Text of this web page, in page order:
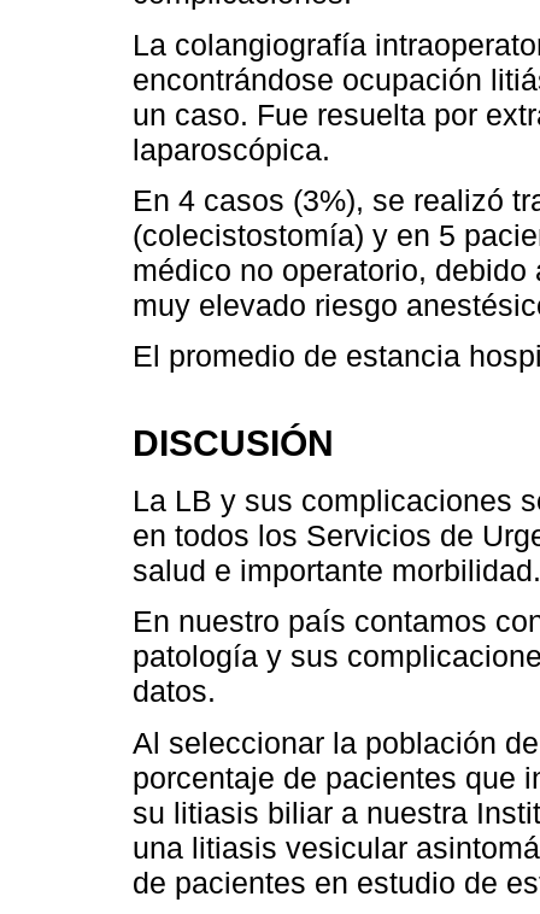
La colangiografía
encontrándose ocupación
un caso. Fue resuelta por
laparoscópica.
En 4 casos (3%), se realizó
(colecistostomía) y en 5
médico no operatorio,
muy elevado riesgo
El promedio de estancia
DISCUSIÓN
La LB y sus complicaciones
en todos los Servicios de
salud e importante morbilidad.
En nuestro país contamos
patología y sus
datos.
Al seleccionar la población
porcentaje de pacientes que
su litiasis biliar a nuestra
una litiasis vesicular
de pacientes en estudio de